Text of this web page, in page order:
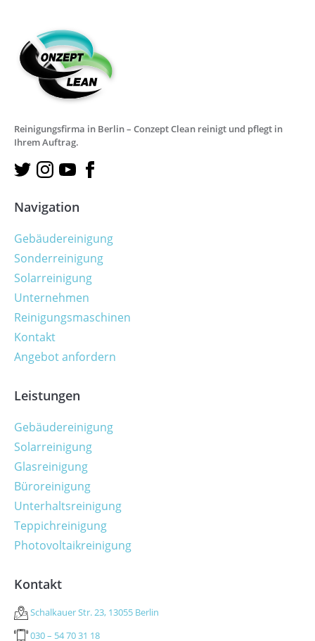
Reinigungsfirma in Berlin – Conzept Clean reinigt und pflegt in
Ihrem Auftrag.
Navigation
Gebäudereinigung
Sonderreinigung
Solarreinigung
Unternehmen
Reinigungsmaschinen
Kontakt
Angebot anfordern
Leistungen
Gebäudereinigung
Solarreinigung
Glasreinigung
Büroreinigung
Unterhaltsreinigung
Teppichreinigung
Photovoltaikreinigung
Kontakt
Schalkauer Str. 23, 13055 Berlin
030 – 54 70 31 18